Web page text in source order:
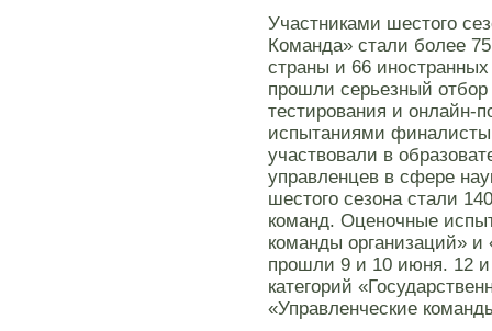
Участниками шестого
Команда» стали более
страны и 66
прошли серьезный
тестирования и
испытаниями
участвовали в
управленцев в сфере
шестого сезона стали
команд. Оценочные
команды организаций»
прошли 9 и 10 июня. 12
категорий
«Управленческие